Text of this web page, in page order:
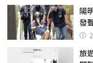
陽
發
旅